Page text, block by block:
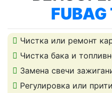
Чистка или ремонт
Чистка бака и
Замена свечи
Регулировка или